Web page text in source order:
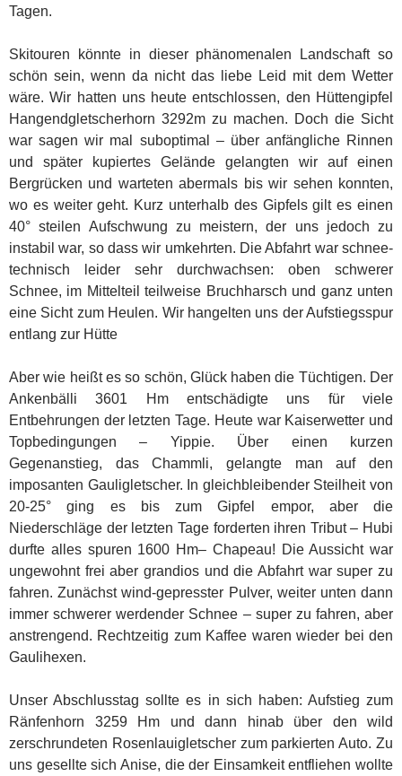
Tagen.
Skitouren könnte in dieser phänomenalen Landschaft so
schön sein, wenn da nicht das liebe Leid mit dem Wetter
wäre. Wir hatten uns heute entschlossen, den Hüttengipfel
Hangendgletscherhorn 3292m zu machen. Doch die Sicht
war sagen wir mal suboptimal – über anfängliche Rinnen
und später kupiertes Gelände gelangten wir auf einen
Bergrücken und warteten abermals bis wir sehen konnten,
wo es weiter geht. Kurz unterhalb des Gipfels gilt es einen
40° steilen Aufschwung zu meistern, der uns jedoch zu
instabil war, so dass wir umkehrten. Die Abfahrt war schnee-
technisch leider sehr durchwachsen: oben schwerer
Schnee, im Mittelteil teilweise Bruchharsch und ganz unten
eine Sicht zum Heulen. Wir hangelten uns der Aufstiegsspur
entlang zur Hütte
Aber wie heißt es so schön, Glück haben die Tüchtigen. Der
Ankenbälli 3601 Hm entschädigte uns für viele
Entbehrungen der letzten Tage. Heute war Kaiserwetter und
Topbedingungen – Yippie. Über einen kurzen
Gegenanstieg, das Chammli, gelangte man auf den
imposanten Gauligletscher. In gleichbleibender Steilheit von
20-25° ging es bis zum Gipfel empor, aber die
Niederschläge der letzten Tage forderten ihren Tribut – Hubi
durfte alles spuren 1600 Hm– Chapeau! Die Aussicht war
ungewohnt frei aber grandios und die Abfahrt war super zu
fahren. Zunächst wind-gepresster Pulver, weiter unten dann
immer schwerer werdender Schnee – super zu fahren, aber
anstrengend. Rechtzeitig zum Kaffee waren wieder bei den
Gaulihexen.
Unser Abschlusstag sollte es in sich haben: Aufstieg zum
Ränfenhorn 3259 Hm und dann hinab über den wild
zerschrundeten Rosenlauigletscher zum parkierten Auto. Zu
uns gesellte sich Anise, die der Einsamkeit entfliehen wollte